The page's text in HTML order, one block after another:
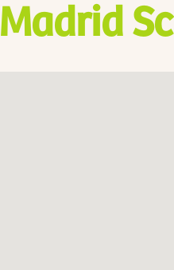
Madrid